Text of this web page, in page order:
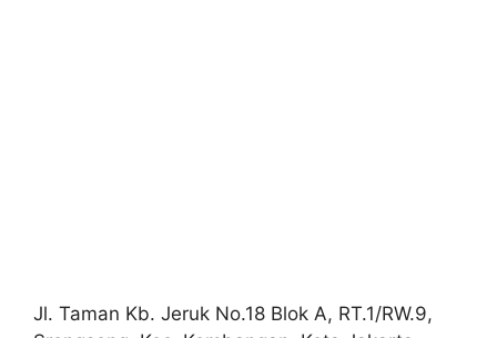
Jl. Taman Kb. Jeruk No.18 Blok A, RT.1/RW.9,